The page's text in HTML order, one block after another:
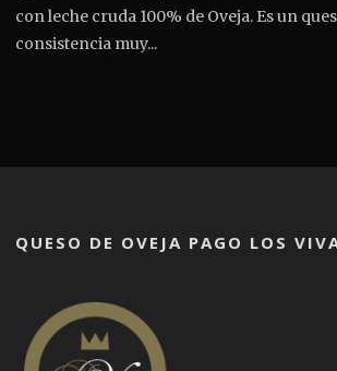
con leche cruda 100% de Oveja. Es un
consistencia muy...
QUESO DE OVEJA PAGO LOS